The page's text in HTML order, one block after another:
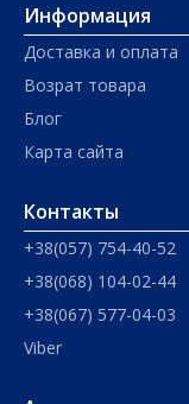
Информация
Доставка и оплата
Возрат товара
Блог
Карта сайта
Контакты
+38(057) 754-40-52
+38(068) 104-02-44
+38(067) 577-04-03
Viber